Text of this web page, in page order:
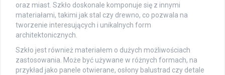
oraz miast. Szkło doskonale komponuje się z innymi
materiałami, takimi jak stal czy drewno, co pozwala na
tworzenie interesujących i unikalnych form
architektonicznych.
Szkło jest również materiałem o dużych możliwościach
zastosowania. Może być używane w różnych formach, na
przykład jako panele otwierane, osłony balustrad czy detale